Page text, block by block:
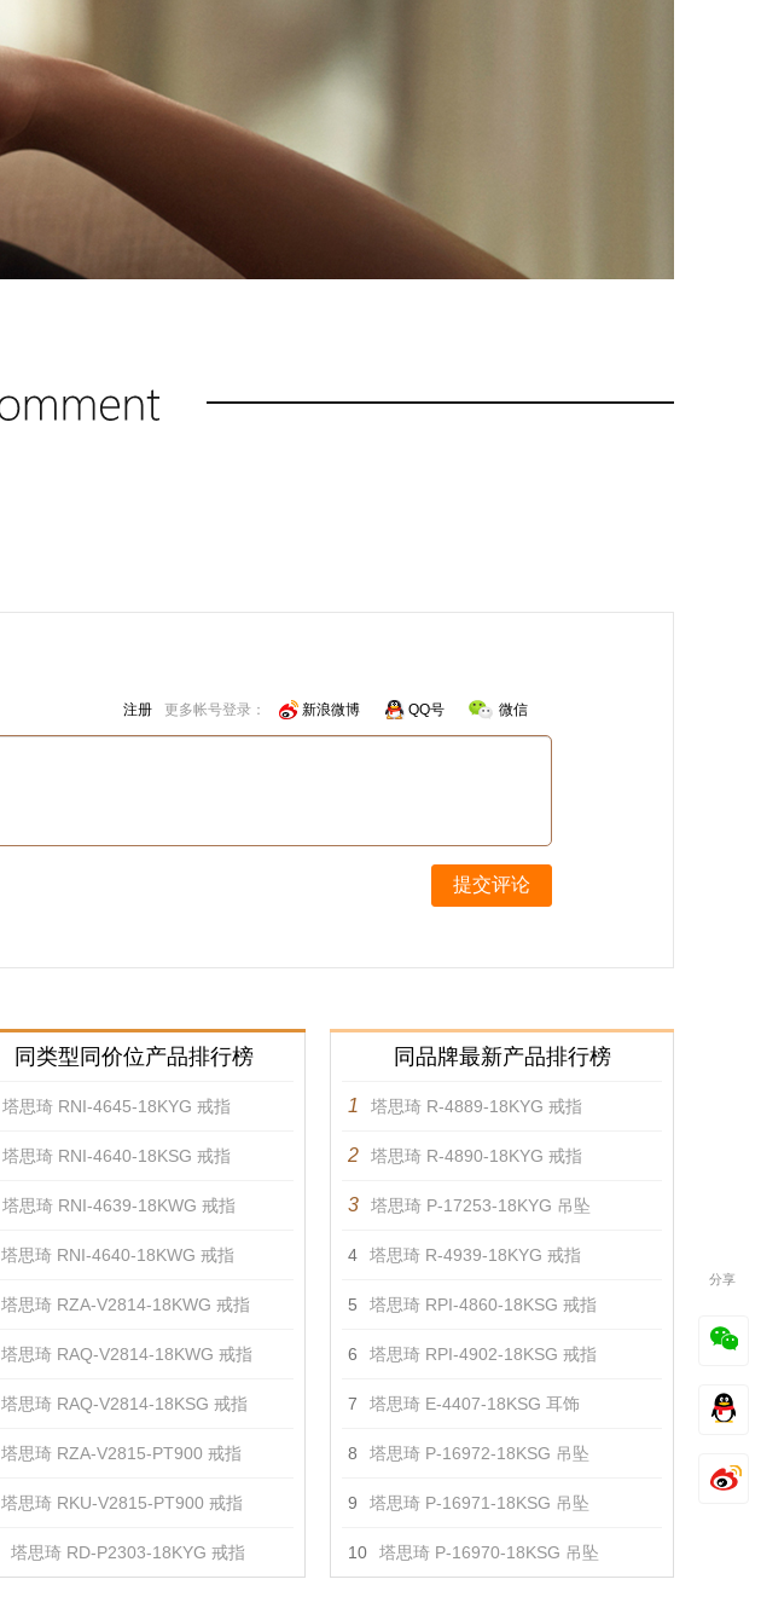
注册 更多帐号登录： 新浪微博 QQ号 微信
提交评论
同类型同价位产品排行榜
塔思琦 RNI-4645-18KYG 戒指
塔思琦 RNI-4640-18KSG 戒指
塔思琦 RNI-4639-18KWG 戒指
塔思琦 RNI-4640-18KWG 戒指
塔思琦 RZA-V2814-18KWG 戒指
塔思琦 RAQ-V2814-18KWG 戒指
塔思琦 RAQ-V2814-18KSG 戒指
塔思琦 RZA-V2815-PT900 戒指
塔思琦 RKU-V2815-PT900 戒指
塔思琦 RD-P2303-18KYG 戒指
同品牌最新产品排行榜
1 塔思琦 R-4889-18KYG 戒指
2 塔思琦 R-4890-18KYG 戒指
3 塔思琦 P-17253-18KYG 吊坠
4 塔思琦 R-4939-18KYG 戒指
5 塔思琦 RPI-4860-18KSG 戒指
6 塔思琦 RPI-4902-18KSG 戒指
7 塔思琦 E-4407-18KSG 耳饰
8 塔思琦 P-16972-18KSG 吊坠
9 塔思琦 P-16971-18KSG 吊坠
10 塔思琦 P-16970-18KSG 吊坠
分享